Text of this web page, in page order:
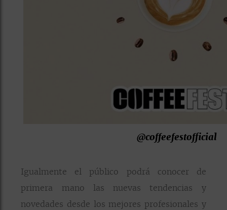
@coffeefestofficial
Igualmente el público podrá conocer de
primera mano las nuevas tendencias y
novedades desde los mejores profesionales y